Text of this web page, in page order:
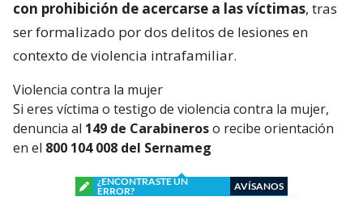
con prohibición de acercarse a las víctimas, tras
ser formalizado por dos delitos de lesiones en
contexto de violencia intrafamiliar.
Violencia contra la mujer
Si eres víctima o testigo de violencia contra la mujer,
denuncia al 149 de Carabineroso recibe orientación
en el 800 104 008 del Sernameg
¿ENCONTRASTE UN
ERROR?
AVÍSANOS